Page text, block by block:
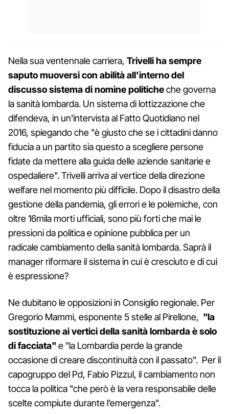
Nella sua ventennale carriera, Trivelli ha sempre
saputo muoversi con abilità all'interno del
discusso sistema di nomine politicheche governa
la sanità lombarda. Un sistema di lottizzazione che
difendeva, in un'intervista al Fatto Quotidiano nel
2016, spiegando che "è giusto che se i cittadini danno
fiducia a un partito sia questo a scegliere persone
fidate da mettere alla guida delle aziende sanitarie e
ospedaliere". Trivelli arriva al vertice della direzione
welfare nel momento più difficile. Dopo il disastro della
gestione della pandemia, gli errori e le polemiche, con
oltre 16mila morti ufficiali, sono più forti che mai le
pressioni da politica e opinione pubblica per un
radicale cambiamento della sanità lombarda. Saprà il
manager riformare il sistema in cui è cresciuto e di cui
è espressione?
Ne dubitano le opposizioni in Consiglio regionale. Per
Gregorio Mammì, esponente 5 stelle al Pirellone, "la
sostituzione ai vertici della sanità lombarda è solo
di facciata" e "la Lombardia perde la grande
occasione di creare discontinuità con il passato". Per il
capogruppo del Pd, Fabio Pizzul, il cambiamento non
tocca la politica "che però è la vera responsabile delle
scelte compiute durante l’emergenza".